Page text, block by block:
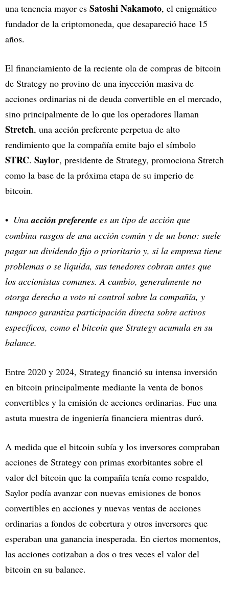
una tenencia mayor es Satoshi Nakamoto, el enigmático
fundador de la criptomoneda, que desapareció hace 15
años.
El financiamiento de la reciente ola de compras de bitcoin
de Strategy no provino de una inyección masiva de
acciones ordinarias ni de deuda convertible en el mercado,
sino principalmente de lo que los operadores llaman
Stretch, una acción preferente perpetua de alto
rendimiento que la compañía emite bajo el símbolo
STRC. Saylor, presidente de Strategy, promociona Stretch
como la base de la próxima etapa de su imperio de
bitcoin.
Unaacción preferente es un tipo de acción que
combina rasgos de una acción común y de un bono: suele
pagar un dividendo fijo o prioritario y, si la empresa tiene
problemas o se liquida, sus tenedores cobran antes que
los accionistas comunes. A cambio, generalmente no
otorga derecho a voto ni control sobre la compañía, y
tampoco garantiza participación directa sobre activos
específicos, como el bitcoin que Strategy acumula en su
balance.
Entre 2020 y 2024, Strategy financió su intensa inversión
en bitcoin principalmente mediante la venta de bonos
convertibles y la emisión de acciones ordinarias. Fue una
astuta muestra de ingeniería financiera mientras duró.
A medida que el bitcoin subía y los inversores compraban
acciones de Strategy con primas exorbitantes sobre el
valor del bitcoin que la compañía tenía como respaldo,
Saylor podía avanzar con nuevas emisiones de bonos
convertibles en acciones y nuevas ventas de acciones
ordinarias a fondos de cobertura y otros inversores que
esperaban una ganancia inesperada. En ciertos momentos,
las acciones cotizaban a dos o tres veces el valor del
bitcoin en su balance.